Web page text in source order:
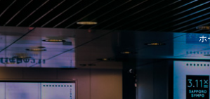
ホ